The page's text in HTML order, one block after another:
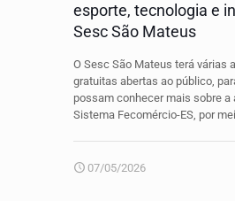
esporte, tecnologia e
Sesc São Mateus
O Sesc São Mateus terá várias
gratuitas abertas ao público,
possam conhecer mais sobre a
Sistema Fecomércio-ES, por
07/05/2026